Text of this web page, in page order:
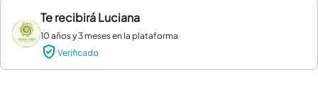
Te recibiráLuciana
10 años y 3 meses en la plataforma
Verificado